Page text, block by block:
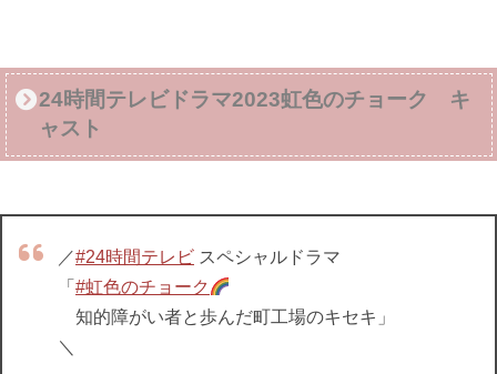
24時間テレビドラマ2023虹色のチョーク キ
ャスト
／#24時間テレビ スペシャルドラマ
「 #虹色のチョーク
知的障がい者と歩んだ町工場のキセキ」
＼